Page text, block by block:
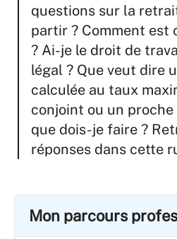
questions sur la
partir ? Comment est
? Ai-je le droit de
légal ? Que veut dire
calculée au taux
conjoint ou un
que dois-je faire ?
réponses dans cette
Mon parcours